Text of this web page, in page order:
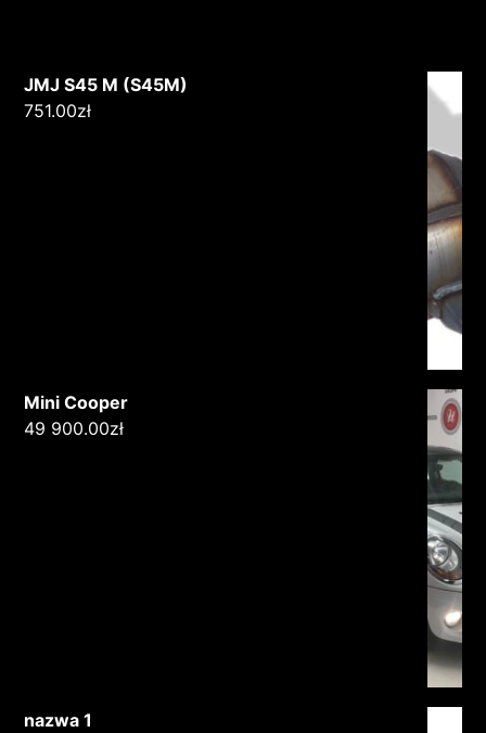
JMJ S45 M (S45M)
751.00zł
Mini Cooper
49 900.00zł
nazwa 1